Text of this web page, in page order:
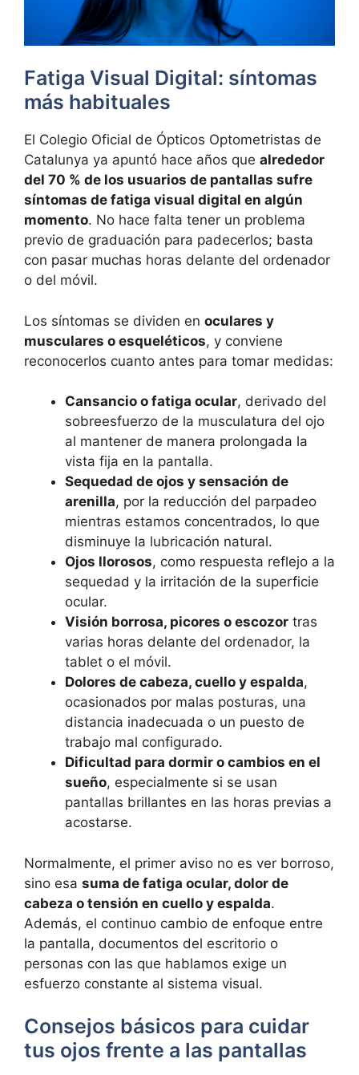
Fatiga Visual Digital: síntomas
más habituales
El Colegio Oficial de Ópticos Optometristas de
Catalunya ya apuntó hace años que alrededor
del 70 % de los usuarios de pantallas sufre
síntomas de fatiga visual digital en algún
momento. No hace falta tener un problema
previo de graduación para padecerlos; basta
con pasar muchas horas delante del ordenador
o del móvil.
Los síntomas se dividen en oculares y
musculares o esqueléticos, y conviene
reconocerlos cuanto antes para tomar medidas:
Cansancio o fatiga ocular, derivado del
sobreesfuerzo de la musculatura del ojo
al mantener de manera prolongada la
vista fija en la pantalla.
Sequedad de ojos y sensación de
arenilla, por la reducción del parpadeo
mientras estamos concentrados, lo que
disminuye la lubricación natural.
Ojos llorosos, como respuesta reflejo a la
sequedad y la irritación de la superficie
ocular.
Visión borrosa, picores o escozor tras
varias horas delante del ordenador, la
tablet o el móvil.
Dolores de cabeza, cuello y espalda,
ocasionados por malas posturas, una
distancia inadecuada o un puesto de
trabajo mal configurado.
Dificultad para dormir o cambios en el
sueño, especialmente si se usan
pantallas brillantes en las horas previas a
acostarse.
Normalmente, el primer aviso no es ver borroso,
sino esa suma de fatiga ocular, dolor de
cabeza o tensión en cuello y espalda.
Además, el continuo cambio de enfoque entre
la pantalla, documentos del escritorio o
personas con las que hablamos exige un
esfuerzo constante al sistema visual.
Consejos básicos para cuidar
tus ojos frente a las pantallas